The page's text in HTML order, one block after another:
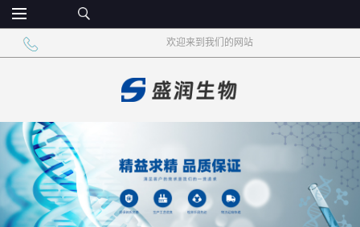
欢迎来到我们的网站